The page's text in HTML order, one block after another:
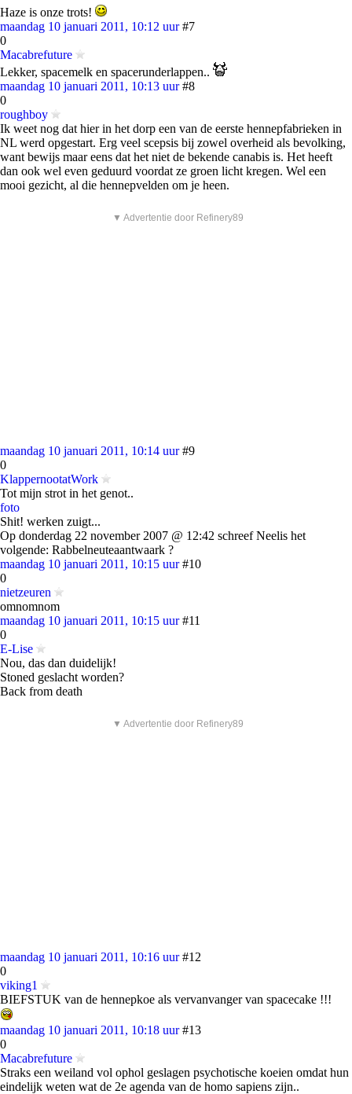
Haze is onze trots!
maandag 10 januari 2011, 10:12 uur #7
0
Macabrefuture
Lekker, spacemelk en spacerunderlappen..
maandag 10 januari 2011, 10:13 uur #8
0
roughboy
Ik weet nog dat hier in het dorp een van de eerste hennepfabrieken in
NL werd opgestart. Erg veel scepsis bij zowel overheid als bevolking,
want bewijs maar eens dat het niet de bekende canabis is. Het heeft
dan ook wel even geduurd voordat ze groen licht kregen. Wel een
mooi gezicht, al die hennepvelden om je heen.
▼ Advertentie door Refinery89
maandag 10 januari 2011, 10:14 uur #9
0
KlappernootatWork
Tot mijn strot in het genot..
foto
Shit! werken zuigt...
Op donderdag 22 november 2007 @ 12:42 schreef Neelis het
volgende: Rabbelneuteaantwaark ?
maandag 10 januari 2011, 10:15 uur #10
0
nietzeuren
omnomnom
maandag 10 januari 2011, 10:15 uur #11
0
E-Lise
Nou, das dan duidelijk!
Stoned geslacht worden?
Back from death
▼ Advertentie door Refinery89
maandag 10 januari 2011, 10:16 uur #12
0
viking1
BIEFSTUK van de hennepkoe als vervanvanger van spacecake !!!
maandag 10 januari 2011, 10:18 uur #13
0
Macabrefuture
Straks een weiland vol ophol geslagen psychotische koeien omdat hun
eindelijk weten wat de 2e agenda van de homo sapiens zijn..